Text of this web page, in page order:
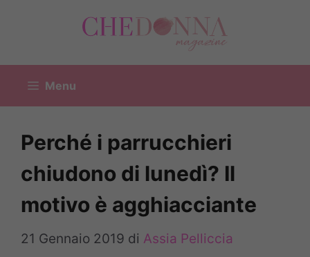
Menu
Perché i parrucchieri
chiudono di lunedì? Il
motivo è agghiacciante
21 Gennaio 2019 di Assia Pelliccia